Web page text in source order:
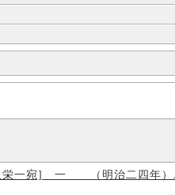
一宛] 一 （明治二四年）